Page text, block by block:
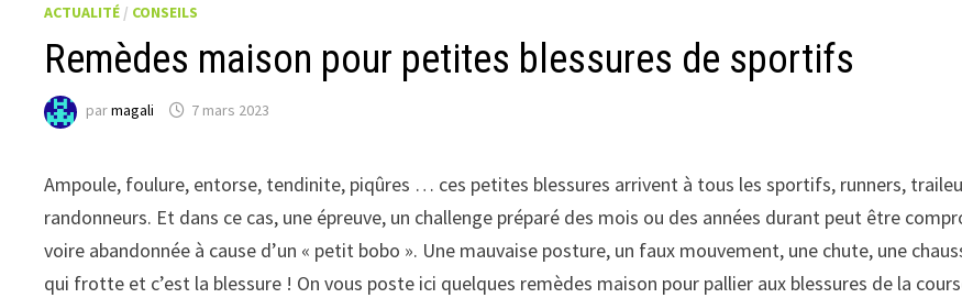
ACTUALITÉ / CONSEILS
Remèdes maison pour petites blessures de sportifs
parmagali 7 mars 2023
Ampoule, foulure, entorse, tendinite, piqûres … ces petites blessures arrivent à tous les sportifs, runners,
randonneurs. Et dans ce cas, une épreuve, un challenge préparé des mois ou des années durant peut être
voire abandonnée à cause d’un « petit bobo ». Une mauvaise posture, un faux mouvement, une chute, une
qui frotte et c’est la blessure ! On vous poste ici quelques remèdes maison pour pallier aux blessures de la